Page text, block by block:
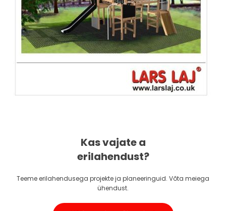
Kas vajate a
erilahendust?
Teeme erilahendusega projekte ja planeeringuid. Võta meiega
ühendust.